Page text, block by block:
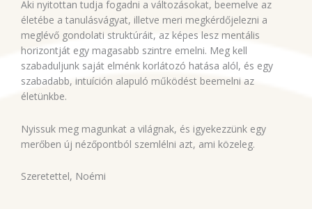
Aki nyitottan tudja fogadni a változásokat, beemelve az
életébe a tanulásvágyat, illetve meri megkérdőjelezni a
meglévő gondolati struktúráit, az képes lesz mentális
horizontját egy magasabb szintre emelni. Meg kell
szabaduljunk saját elménk korlátozó hatása alól, és egy
szabadabb, intuíción alapuló működést beemelni az
életünkbe.
Nyissuk meg magunkat a világnak, és igyekezzünk egy
merőben új nézőpontból szemlélni azt, ami közeleg.
Szeretettel, Noémi